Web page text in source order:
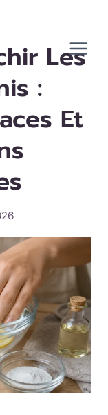
Les
:
Et